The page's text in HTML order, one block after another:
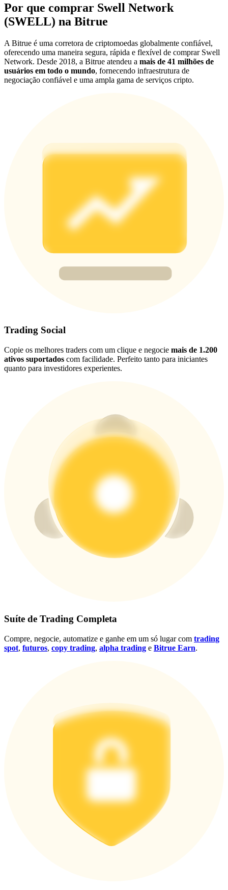
Deposit CASHCAT & Win
Share 500000 CASHCAT prize pool
Exclusive for BitMart Users
Precious Metals Trading Carnival
Trade Gold & Silver · 33,333 USDT Bonus
USDT New User Exclusive 10% APR
USDT Flexible Staking | Daily Rewards
BTC New User Exclusive: 6.5% APR
Inscrever-se
Por que comprar Swell Network
(SWELL) na Bitrue
A Bitrue é uma corretora de criptomoedas globalmente confiável,
oferecendo uma maneira segura, rápida e flexível de comprar Swell
Network. Desde 2018, a Bitrue atendeu a mais de 41 milhões de
usuários em todo o mundo, fornecendo infraestrutura de
negociação confiável e uma ampla gama de serviços cripto.
Trading Social
Copie os melhores traders com um clique e negocie mais de 1.200
ativos suportados com facilidade. Perfeito tanto para iniciantes
quanto para investidores experientes.
Suíte de Trading Completa
Compre, negocie, automatize e ganhe em um só lugar com trading
spot, futuros, copy trading, alpha trading e Bitrue Earn.